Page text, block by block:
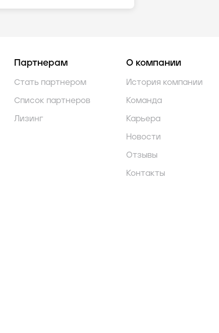
Партнерам
Стать партнером
Список партнеров
Лизинг
О компании
История компании
Команда
Карьера
Новости
Отзывы
Контакты